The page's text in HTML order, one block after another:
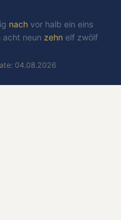
nach vor halb ein eins
acht neun zehn elf zwölf
04.08.2026